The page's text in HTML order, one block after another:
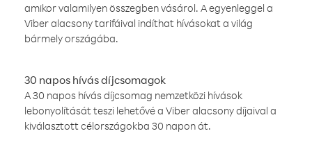
amikor valamilyen összegben vásárol. A egyenleggel a
Viber alacsony tarifáival indíthat hívásokat a világ
bármely országába.
30 napos hívás díjcsomagok
A 30 napos hívás díjcsomag nemzetközi hívások
lebonyolítását teszi lehetővé a Viber alacsony díjaival a
kiválasztott célországokba 30 napon át.